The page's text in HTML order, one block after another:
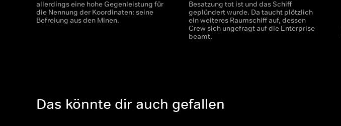
allerdings eine hohe Gegenleistung für
die Nennung der Koordinaten: seine
Befreiung aus den Minen.
Besatzung tot ist und das Schiff
geplündert wurde. Da taucht plötzlich
ein weiteres Raumschiff auf, dessen
Crew sich ungefragt auf die Enterprise
beamt.
Das könnte dir auch gefallen